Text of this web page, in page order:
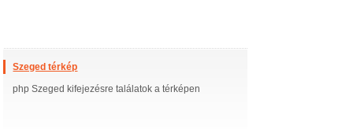
Szeged térkép
php Szeged kifejezésre találatok a térképen